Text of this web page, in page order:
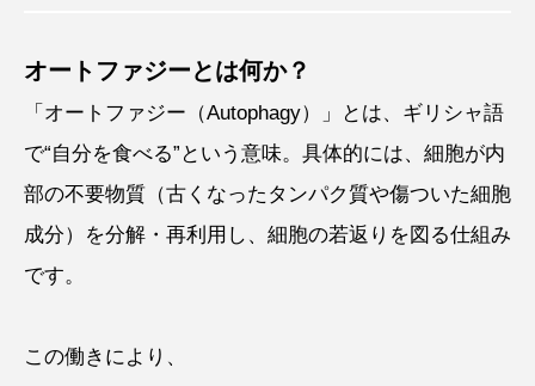
オートファジーとは何か？
「オートファジー（Autophagy）」とは、ギリシャ語
で“自分を食べる”という意味。具体的には、細胞が内
部の不要物質（古くなったタンパク質や傷ついた細胞
成分）を分解・再利用し、細胞の若返りを図る仕組み
です。
この働きにより、